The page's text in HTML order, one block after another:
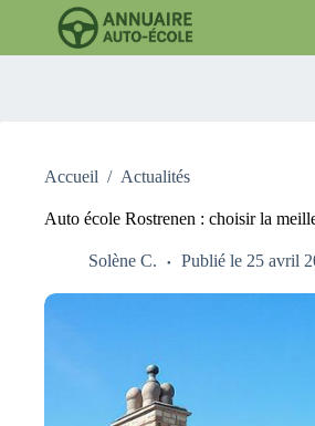
Accueil / Actualités
Auto école Rostrenen : choisir la
Solène C. Publié le 25 avril